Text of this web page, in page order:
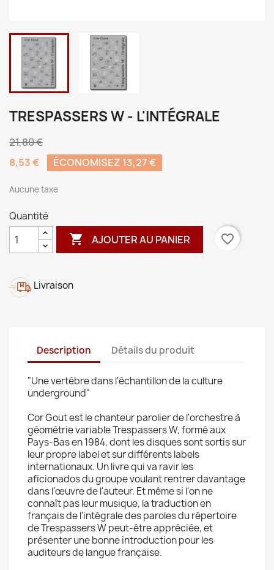
TRESPASSERS W - L'INTÉGRALE
21,80 €
8,53 €
ÉCONOMISEZ 13,27 €
Aucune taxe
Quantité
 AJOUTER AU PANIER favorite_border
Livraison
Description Détails du produit
"Une vertèbre dans l'échantillon de la culture
underground"
Cor Gout est le chanteur parolier de l'orchestre à
géométrie variable Trespassers W, formé aux
Pays-Bas en 1984, dont les disques sont sortis sur
leur propre label et sur différents labels
internationaux. Un livre qui va ravir les
aficionados du groupe voulant rentrer davantage
dans l'œuvre de l'auteur. Et même si l'on ne
connaît pas leur musique, la traduction en
français de l'intégrale des paroles du répertoire
de Trespassers W peut-être appréciée, et
présenter une bonne introduction pour les
auditeurs de langue française.